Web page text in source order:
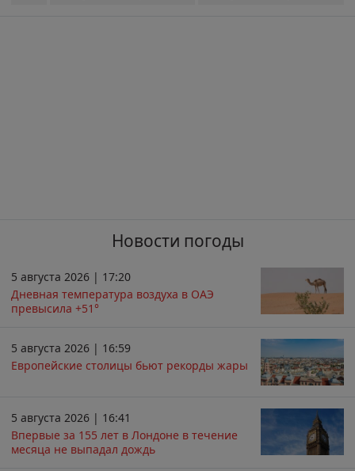
Новости погоды
5 августа 2026 | 17:20
Дневная температура воздуха в ОАЭ
превысила +51°
5 августа 2026 | 16:59
Европейские столицы бьют рекорды жары
5 августа 2026 | 16:41
Впервые за 155 лет в Лондоне в течение
месяца не выпадал дождь